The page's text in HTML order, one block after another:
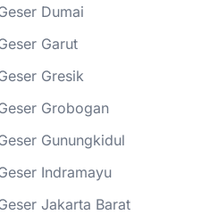
Dumai
Garut
Gresik
Grobogan
Gunungkidul
Indramayu
Jakarta Barat